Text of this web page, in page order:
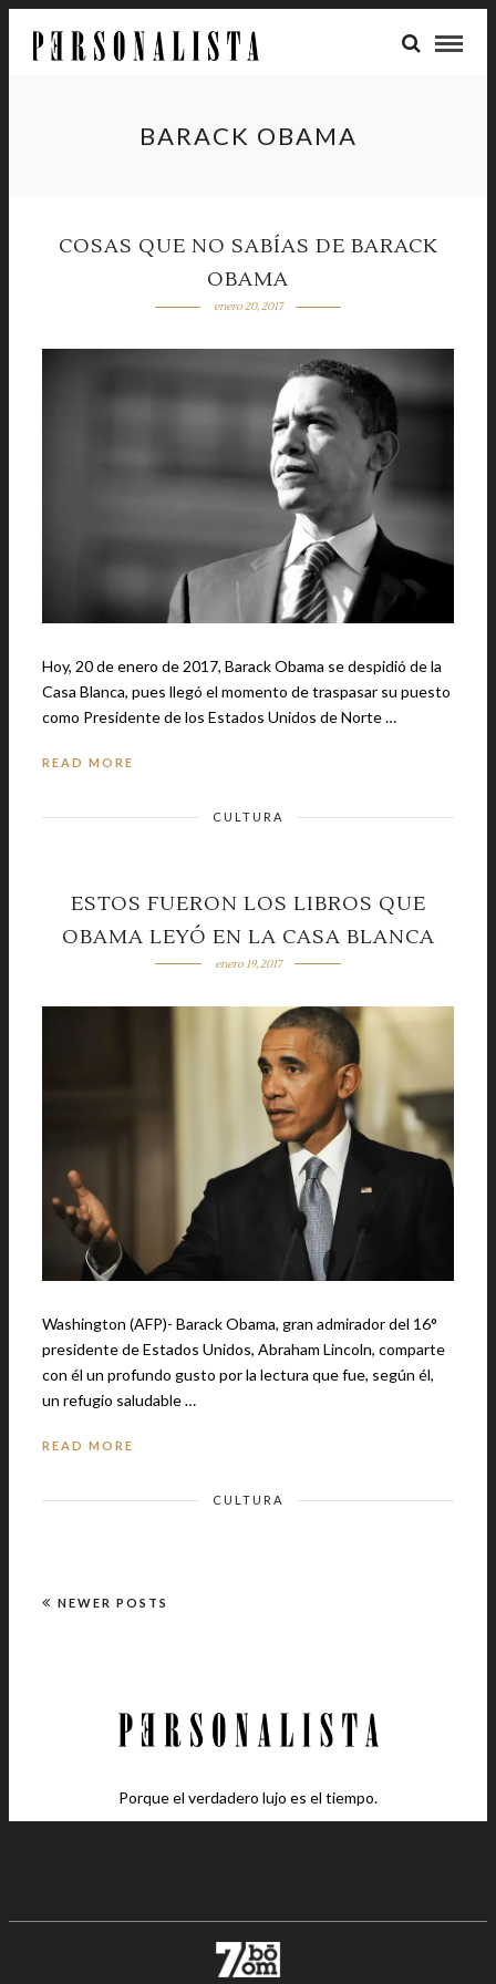
BARACK OBAMA
COSAS QUE NO SABÍAS DE BARACK
OBAMA
enero 20, 2017
Hoy, 20 de enero de 2017, Barack Obama se despidió de la
Casa Blanca, pues llegó el momento de traspasar su puesto
como Presidente de los Estados Unidos de Norte …
READ MORE
CULTURA
ESTOS FUERON LOS LIBROS QUE
OBAMA LEYÓ EN LA CASA BLANCA
enero 19, 2017
Washington (AFP)- Barack Obama, gran admirador del 16°
presidente de Estados Unidos, Abraham Lincoln, comparte
con él un profundo gusto por la lectura que fue, según él,
un refugio saludable …
READ MORE
CULTURA
NEWER POSTS
Porque el verdadero lujo es el tiempo.